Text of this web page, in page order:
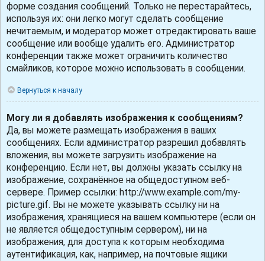
форме создания сообщений. Только не перестарайтесь,
используя их: они легко могут сделать сообщение
нечитаемым, и модератор может отредактировать ваше
сообщение или вообще удалить его. Администратор
конференции также может ограничить количество
смайликов, которое можно использовать в сообщении.
Вернуться к началу
Могу ли я добавлять изображения к сообщениям?
Да, вы можете размещать изображения в ваших
сообщениях. Если администратор разрешил добавлять
вложения, вы можете загрузить изображение на
конференцию. Если нет, вы должны указать ссылку на
изображение, сохранённое на общедоступном веб-
сервере. Пример ссылки: http://www.example.com/my-
picture.gif. Вы не можете указывать ссылку ни на
изображения, хранящиеся на вашем компьютере (если он
не является общедоступным сервером), ни на
изображения, для доступа к которым необходима
аутентификация, как, например, на почтовые ящики